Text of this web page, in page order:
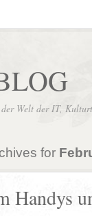
Welt der IT,
for
Handys